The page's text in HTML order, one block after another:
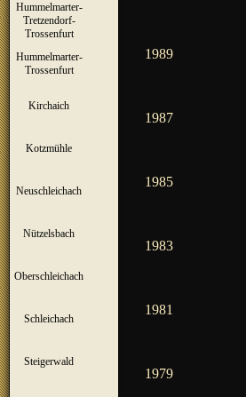
Hummelmarter-
Tretzendorf-
Trossenfurt
Hummelmarter-
Trossenfurt
Kirchaich
Kotzmühle
Neuschleichach
Nützelsbach
Oberschleichach
Schleichach
Steigerwald
1989
1987
1985
1983
1981
1979